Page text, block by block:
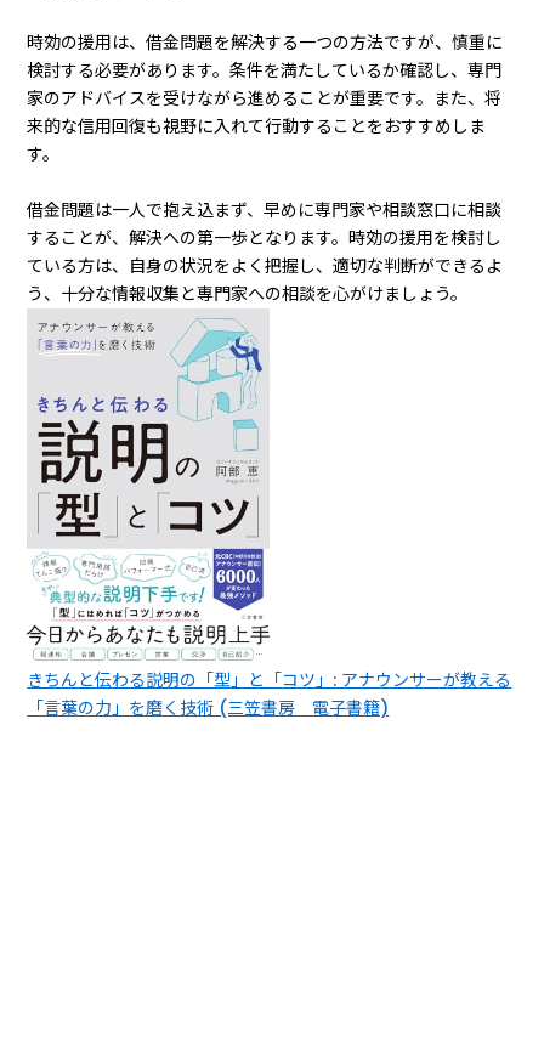
時効の援用は、借金問題を解決する一つの方法ですが、慎重に
検討する必要があります。条件を満たしているか確認し、専門
家のアドバイスを受けながら進めることが重要です。また、将
来的な信用回復も視野に入れて行動することをおすすめしま
す。
借金問題は一人で抱え込まず、早めに専門家や相談窓口に相談
することが、解決への第一歩となります。時効の援用を検討し
ている方は、自身の状況をよく把握し、適切な判断ができるよ
う、十分な情報収集と専門家への相談を心がけましょう。
きちんと伝わる説明の「型」と「コツ」: アナウンサーが教える
「言葉の力」を磨く技術 (三笠書房 電子書籍)